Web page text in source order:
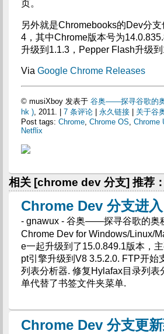
页。
另外就是Chromebooks的Dev分
4，其中Chrome版本号为
升级到1.1.3，Pepper Flash升级到
Via Google Chrome Releases
© musiXboy 发表于 谷奥——探寻谷歌的
hk ), 2011. | 7 条评论| 永久链接| 关于谷
Post tags: Chrome, Chrome OS, Chrome
Netflix
相关 [chrome dev 分支] 推荐：
Chrome Dev 分支进
- gnawux - 谷奥——探寻谷歌的奥
Chrome Dev for Windows/Linux/
e一起升级到了15.0.849.1版本，
pt引擎升级到V8 3.5.2.0. FTP开始
列表分析器. 修复Hylafax目录列表
单代替了书签文件夹菜单.
Chrome Dev 分支更